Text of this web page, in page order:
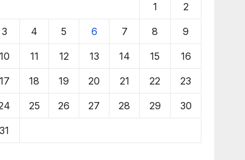
1 2
3 4 5 6 7 8 9
10 11 12 13 14 15 16
17 18 19 20 21 22 23
25 26 27 28 29 30
31